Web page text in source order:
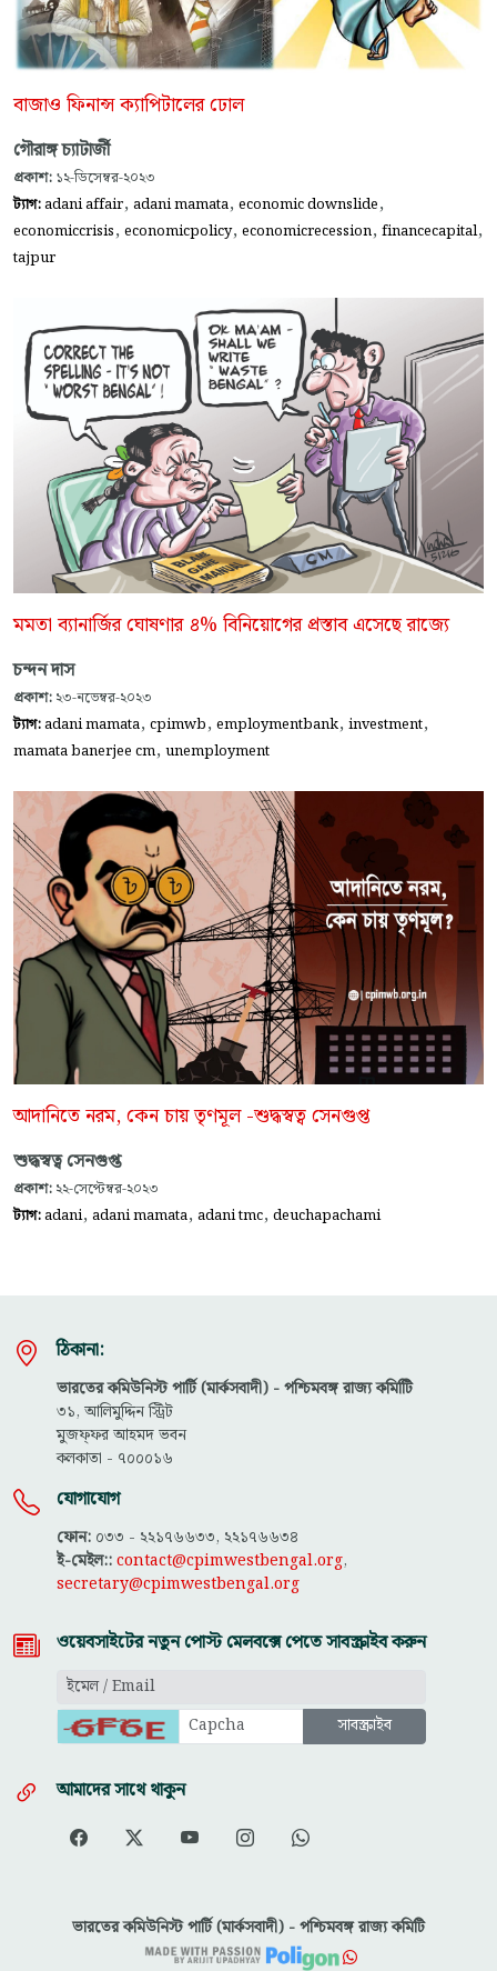
বাজাও ফিনান্স ক্যাপিটালের ঢোল
গৌরাঙ্গ চ্যাটার্জী
প্রকাশ: ১২-ডিসেম্বর-২০২৩
ট্যাগ:adani affair, adani mamata, economic downslide,
economiccrisis, economicpolicy, economicrecession, financecapital,
tajpur
মমতা ব্যানার্জির ঘোষণার ৪% বিনিয়োগের প্রস্তাব এসেছে রাজ্যে
চন্দন দাস
প্রকাশ: ২৩-নভেম্বর-২০২৩
ট্যাগ:adani mamata, cpimwb, employmentbank, investment,
mamata banerjee cm, unemployment
আদানিতে নরম, কেন চায় তৃণমূল -শুদ্ধস্বত্ব সেনগুপ্ত
শুদ্ধস্বত্ব সেনগুপ্ত
প্রকাশ: ২২-সেপ্টেম্বর-২০২৩
ট্যাগ:adani, adani mamata, adani tmc, deuchapachami
ঠিকানা:
ভারতের কমিউনিস্ট পার্টি (মার্কসবাদী) - পশ্চিমবঙ্গ রাজ্য কমিটিি
৩১, আলিমুদ্দিন স্ট্রিট
মুজফ্ফ‌র আহমদ ভবন
কলকাতা - ৭০০০১৬
যোগাযোগ
ফোন: ০৩৩ - ২২১৭৬৬৩৩, ২২১৭৬৬৩৪
ই-মেইল::contact@cpimwestbengal.org,
secretary@cpimwestbengal.org
ওয়েবসাইটের নতুন পোস্ট মেলবক্সে পেতে সাবস্ক্রাইব করুন
আমাদের সাথে থাকুন
ভারতের কমিউনিস্ট পার্টি (মার্কসবাদী) - পশ্চিমবঙ্গ রাজ্য কমিটি